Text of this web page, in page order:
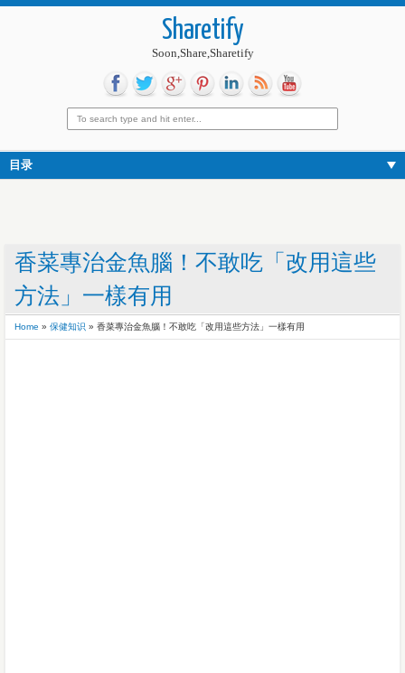
Sharetify
Soon,Share,Sharetify
目录
香菜專治金魚腦！不敢吃「改用這些
方法」一樣有用
Home » 保健知识 » 香菜專治金魚腦！不敢吃「改用這些方法」一樣有用